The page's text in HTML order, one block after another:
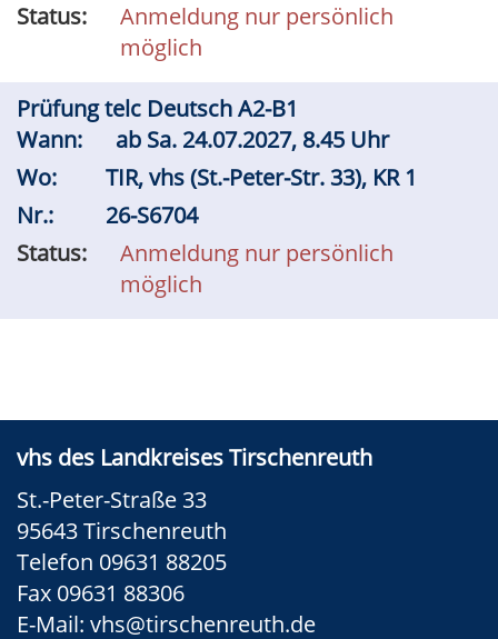
Status:
Anmeldung nur persönlich
möglich
Prüfung telc Deutsch A2-B1
Wann:
ab Sa. 24.07.2027, 8.45 Uhr
Wo:
TIR, vhs (St.-Peter-Str. 33), KR 1
Nr.:
26-S6704
Status:
Anmeldung nur persönlich
möglich
vhs des Landkreises Tirschenreuth
St.-Peter-Straße 33
95643 Tirschenreuth
Telefon 09631 88205
Fax 09631 88306
E-Mail: vhs@tirschenreuth.de